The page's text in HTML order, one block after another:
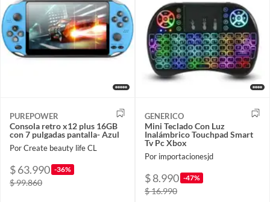
PUREPOWER
Consola retro x12 plus 16GB
con 7 pulgadas pantalla- Azul
Por Create beauty life CL
$ 63.990 -36%
$ 99.860
GENERICO
Mini Teclado Con Luz
Inalámbrico Touchpad Smart
Tv Pc Xbox
Por importacionesjd
$ 8.990 -47%
$ 16.990